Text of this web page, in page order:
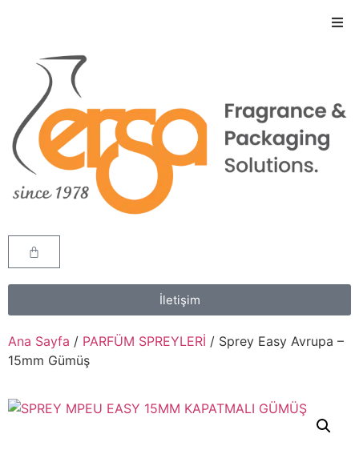
İletişim
Ana Sayfa / PARFÜM SPREYLERİ / Sprey Easy Avrupa –
15mm Gümüş